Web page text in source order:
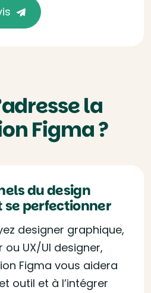
la
Figma ?
du design
perfectionner
designer graphique,
UX/UI designer,
Figma vous aidera
outil et à l’intégrer